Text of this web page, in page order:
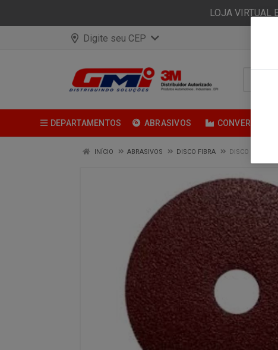
LOJA VIRTUAL
Digite seu CEP
DEPARTAMENTOS ABRASIVOS CONVERSÃO
INÍCIO ABRASIVOS DISCO FIBRA DISCO DE LIXA